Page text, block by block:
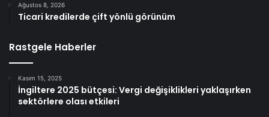
Ağustos 8, 2026
Ticari kredilerde çift yönlü görünüm
Rastgele Haberler
Kasım 15, 2025
İngiltere 2025 bütçesi: Vergi değişiklikleri yaklaşırken
sektörlere olası etkileri